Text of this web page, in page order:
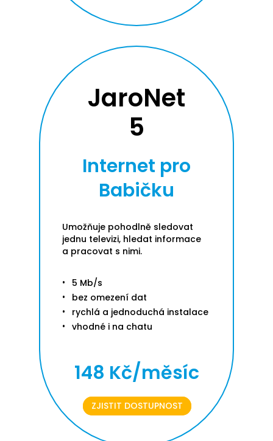
JaroNet
5
Internet pro
Babičku
Umožňuje pohodlně sledovat
jednu televizi, hledat informace
a pracovat s nimi.
5 Mb/s
bez omezení dat
rychlá a jednoduchá instalace
vhodné i na chatu
148 Kč/měsíc
ZJISTIT DOSTUPNOST